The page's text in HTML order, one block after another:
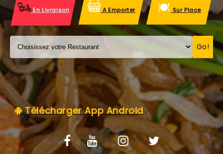
VOS AVIS
MENTIONS LÉGALES
C.G.V
En Livraison A Emporter Sur Place
Go!
Télécharger App Android